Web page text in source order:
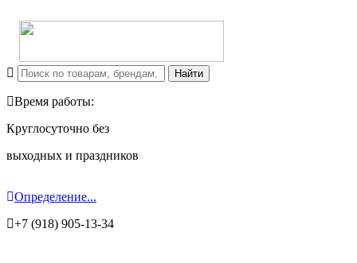
Время работы:
Круглосуточно без
выходных и праздников
Определение...
+7 (918) 905-13-34